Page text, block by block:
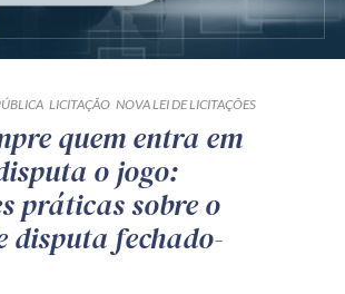
LICITAÇÃO NOVA LEI DE LICITAÇÕES
quem entra em
o jogo:
práticas sobre o
disputa fechado-